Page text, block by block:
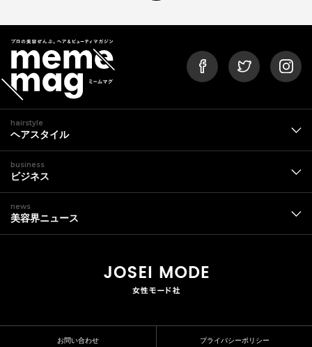
hairstyle
ヘアスタイル
business
ビジネス
news
美容界ニュース
お問い合わせ プライバシーポリシー